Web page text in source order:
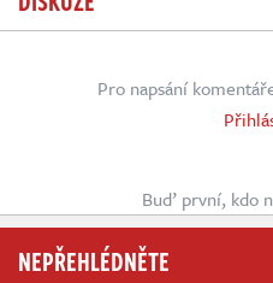
Pro napsání
Buď první, kdo
NEPŘEHLÉDNĚTE